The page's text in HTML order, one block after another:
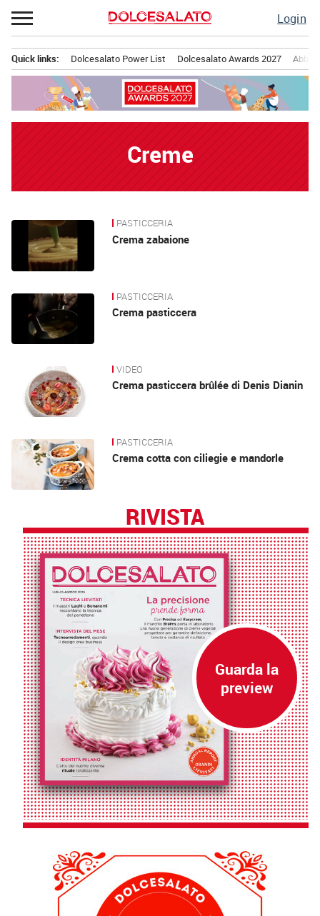
Passa
al
Login
principale
Quick links: Dolcesalato Power List Dolcesalato Awards 2027
Creme
News PASTICCERIA
Crema zabaione
PASTICCERIA
Crema pasticcera
VIDEO
Crema pasticcera brûlée di Denis Dianin
PASTICCERIA
Crema cotta con ciliegie e mandorle
RIVISTA